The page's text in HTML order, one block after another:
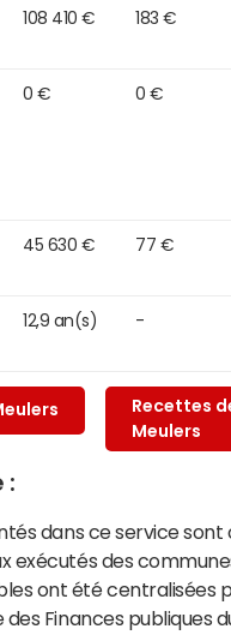
108 410 € 183 €
0 € 0 €
45 630 € 77 €
12,9 an(s) -
Recettes
Meulers
:
dans ce service sont
exécutés des
ont été centralisées
Finances publiques